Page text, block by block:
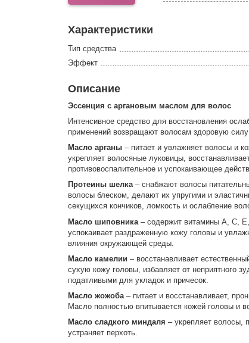
Характеристики
Тип средства
Эффект
Описание
Эссенция с аргановым маслом для волос
Интенсивное средство для восстановления
применений возвращают волосам здоровую
Масло арганы– питает и увлажняет волосы и
укрепляет волосяные луковицы,
противовоспалительное и успокаивающее
Протеины шелка– снабжают волосы
волосы блеском, делают их упругими и
секущихся кончиков, ломкость и ослабление
Масло шиповника– содержит витамины А, С, Е,
успокаивает раздраженную кожу головы и
влияния окружающей среды.
Масло камелии – восстанавливает
сухую кожу головы, избавляет от неприятного
податливыми для укладок и причесок.
Масло жожоба– питает и восстанавливает,
Масло полностью впитывается кожей головы и
Масло сладкого миндаля – укрепляет волосы,
устраняет перхоть.